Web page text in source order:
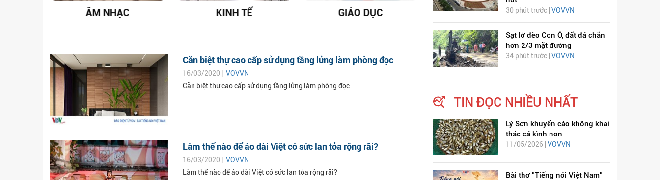
ÂM NHẠC KINH TẾ GIÁO DỤC
DỊCH VIÊM PHỔI COVID-
19
HÁT LÊN VIỆT NAM
Căn biệt thự cao cấp sử dụng tầng lửng làm phòng đọc
16/03/2020 | VOVVN
Căn biệt thự cao cấp sử dụng tầng lửng làm phòng đọc
Làm thế nào để áo dài Việt có sức lan tỏa rộng rãi?
16/03/2020 | VOVVN
Làm thế nào để áo dài Việt có sức lan tỏa rộng rãi?
30 phút trước |VOVVN
Sạt lở đèo Con Ó, đất đá chắn
hơn 2/3 mặt đường
34 phút trước |VOVVN
TIN ĐỌC NHIỀU NHẤT
Lý Sơn khuyến cáo không khai
thác cá kình non
11/05/2026 | VOVVN
Bài thơ "Tiếng nói Việt Nam"